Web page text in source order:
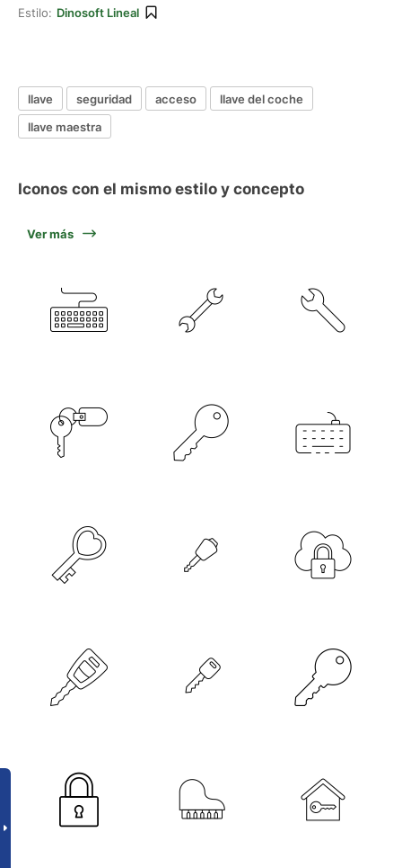
Estilo: Dinosoft Lineal
llave seguridad acceso
llave del coche
llave maestra
Iconos con el mismo estilo y concepto
Ver más